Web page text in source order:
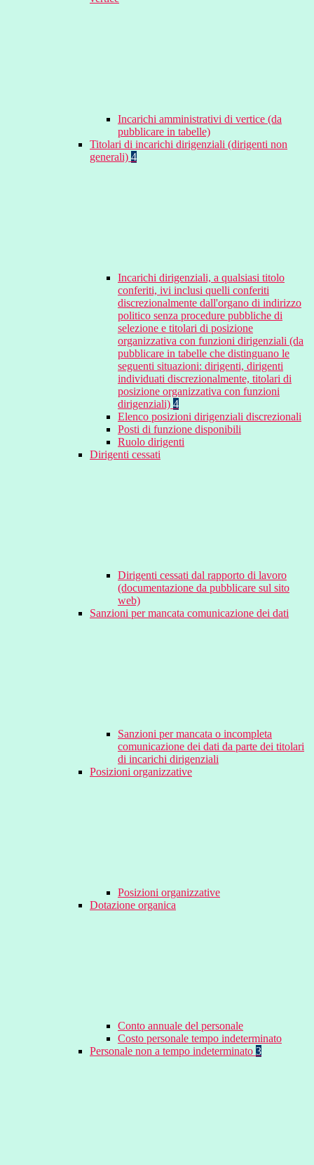
Incarichi amministrativi di vertice (da
pubblicare in tabelle)
Titolari di incarichi dirigenziali (dirigenti non
generali) 4
Incarichi dirigenziali, a qualsiasi titolo
conferiti, ivi inclusi quelli conferiti
discrezionalmente dall'organo di indirizzo
politico senza procedure pubbliche di
selezione e titolari di posizione
organizzativa con funzioni dirigenziali (da
pubblicare in tabelle che distinguano le
seguenti situazioni: dirigenti, dirigenti
individuati discrezionalmente, titolari di
posizione organizzativa con funzioni
dirigenziali) 4
Elenco posizioni dirigenziali discrezionali
Posti di funzione disponibili
Ruolo dirigenti
Dirigenti cessati
Dirigenti cessati dal rapporto di lavoro
(documentazione da pubblicare sul sito
web)
Sanzioni per mancata comunicazione dei dati
Sanzioni per mancata o incompleta
comunicazione dei dati da parte dei titolari
di incarichi dirigenziali
Posizioni organizzative
Posizioni organizzative
Dotazione organica
Conto annuale del personale
Costo personale tempo indeterminato
Personale non a tempo indeterminato 3